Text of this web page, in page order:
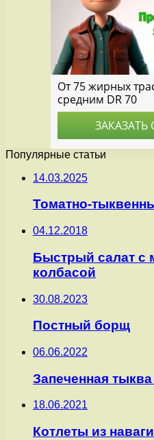
Популярные статьи
14.03.2025
Томатно-
04.12.2018
Быстрый салат с
колбасой
30.08.2023
Постный борщ
06.06.2022
Запеченная
18.06.2021
Котлеты из наваги